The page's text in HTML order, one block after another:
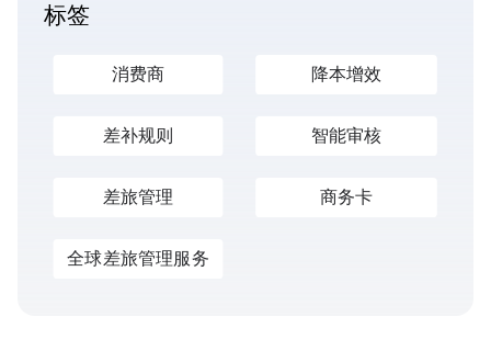
标签
消费商 降本增效
差补规则 智能审核
差旅管理 商务卡
全球差旅管理服务